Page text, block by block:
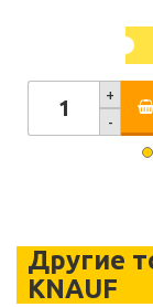
+
-
Другие
KNAUF